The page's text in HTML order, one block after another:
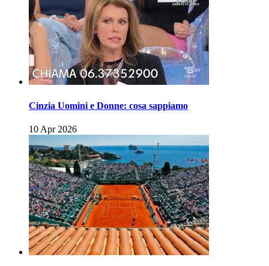
Cinzia Uomini e Donne: cosa sappiamo
10 Apr 2026